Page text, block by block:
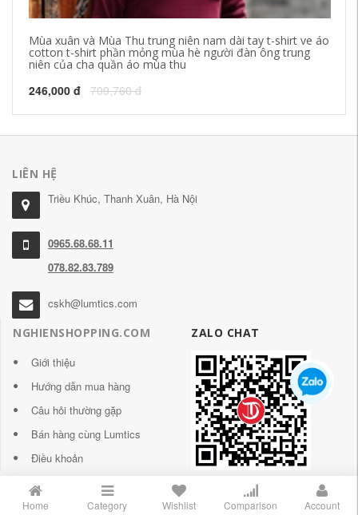
Mùa xuân và Mùa Thu trung niên nam dài tay t-shirt ve áo
cotton t-shirt phần mỏng mùa hè người đàn ông trung
niên của cha quần áo mùa thu
246,000 đ 709,760 đ
LIÊN HỆ
Triều Khúc, Thanh Xuân, Hà Nội
0965.68.68.11
078.82.83.789
cskh@lumtics.com
NGHIENSHOPPING.COM
Giới thiệu
Hướng dẫn mua hàng
Câu hỏi thường gặp
Bán hàng cùng Lumtics
Điều khoản
ZALO CHAT
Home Category Wishlist Comparison Account